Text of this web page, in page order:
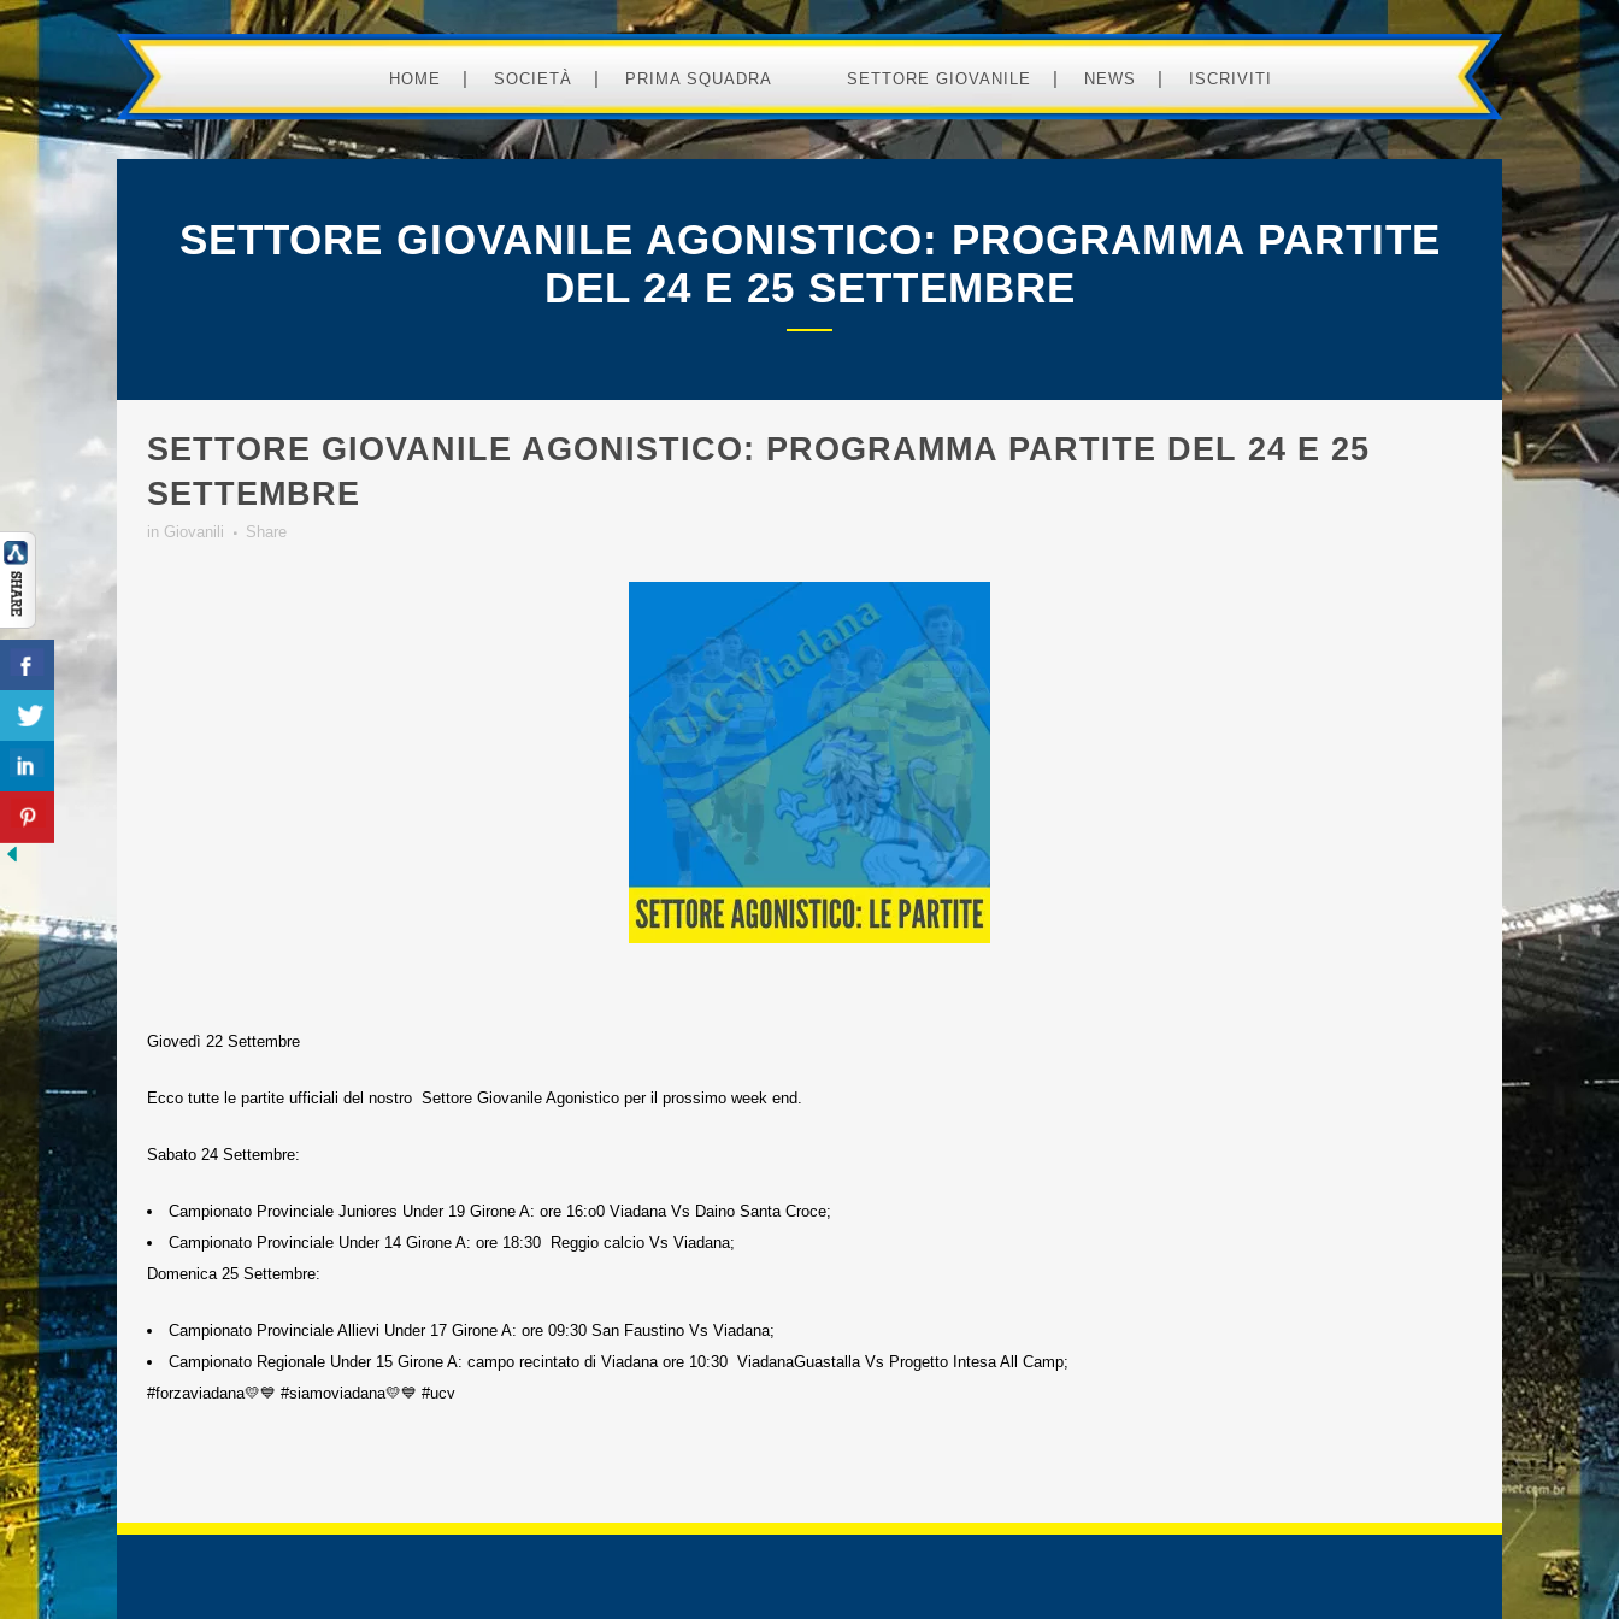
HOME SOCIETÀ PRIMA SQUADRA SETTORE GIOVANILE NEWS ISCRIVITI
SETTORE GIOVANILE AGONISTICO: PROGRAMMA PARTITE
DEL 24 E 25 SETTEMBRE
SETTORE GIOVANILE AGONISTICO: PROGRAMMA PARTITE DEL 24 E 25
SETTEMBRE
in Giovanili Share
Giovedì 22 Settembre
Ecco tutte le partite ufficiali del nostro Settore Giovanile Agonistico per il prossimo week end.
Sabato 24 Settembre:
Campionato Provinciale Juniores Under 19 Girone A: ore 16:o0 Viadana Vs Daino Santa Croce;
Campionato Provinciale Under 14 Girone A: ore 18:30 Reggio calcio Vs Viadana;
Domenica 25 Settembre:
Campionato Provinciale Allievi Under 17 Girone A: ore 09:30 San Faustino Vs Viadana;
Campionato Regionale Under 15 Girone A: campo recintato di Viadana ore 10:30 ViadanaGuastalla Vs Progetto Intesa All Camp;
#forzaviadana💛💙 #siamoviadana💛💙 #ucv